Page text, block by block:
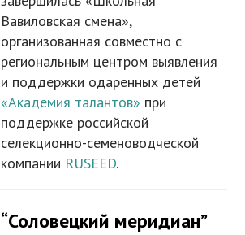
Вавиловская смена»,
организованная совместно с
региональным центром выявления
и поддержки одаренных детей
«Академия талантов» при
поддержке российской
селекционно-семеноводческой
компании RUSEED.
“Соловецкий меридиан”